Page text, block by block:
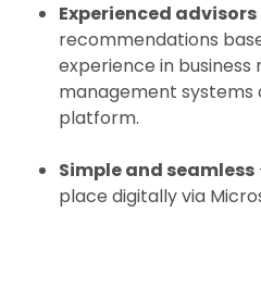
Experienced advisors
recommendations
experience in
management systems
platform.
Simple and seamless
place digitally via